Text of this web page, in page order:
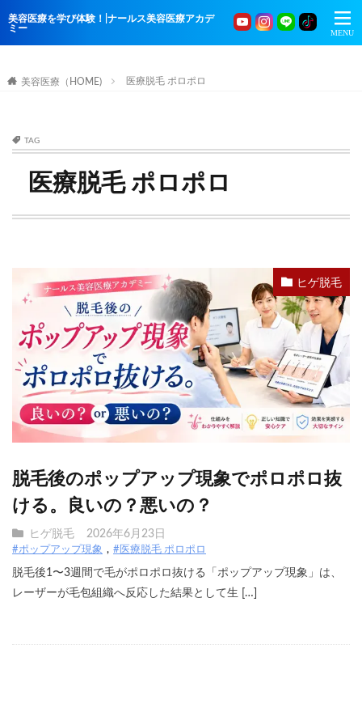
美容医療を学び体験！|ナールス美容医療アカデ
ミー
美容医療（HOME) 医療脱毛 ポロポロ
TAG
医療脱毛 ポロポロ
ヒゲ脱毛
脱毛後のポップアップ現象でポロポロ抜
ける。良いの？悪いの？
ヒゲ脱毛 2026年6月23日
#ポップアップ現象 #医療脱毛 ポロポロ
脱毛後1〜3週間で毛がポロポロ抜ける「ポップアップ現象」は、
レーザーが毛包組織へ反応した結果として生 […]